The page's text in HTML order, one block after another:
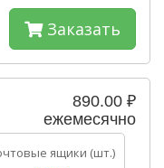
Заказать
890.00 ₽
ежемесячно
ящики (шт.)